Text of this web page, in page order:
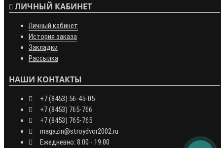
ЛИЧНЫЙ КАБИНЕТ
Личный кабинет
История заказа
Закладки
Рассылка
НАШИ КОНТАКТЫ
+7 (8453) 56-45-05
+7 (8453) 765-766
+7 (8453) 765-765
magazin@stroydvor2002.ru
Ежедневно: 8:00 - 19:00